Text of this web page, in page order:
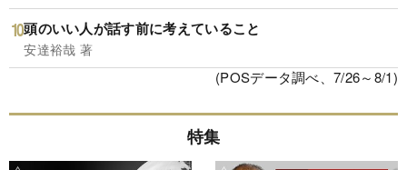
頭のいい人が話す前に考えていること
安達裕哉 著
(POSデータ調べ、7/26～8/1)
特集